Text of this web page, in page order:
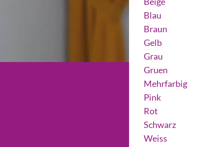
Blau
Braun
Gelb
Grau
Gruen
Mehrfarbig
Pink
Rot
Schwarz
Weiss